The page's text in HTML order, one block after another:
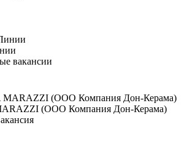
вакансии
(ООО Компания Дон-Керама)